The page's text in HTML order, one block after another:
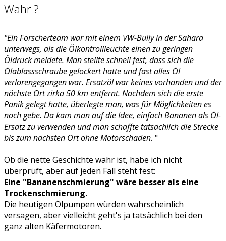
Wahr ?
"Ein Forscherteam war mit einem VW-Bully in der Sahara
unterwegs, als die Ölkontrollleuchte einen zu geringen
Öldruck meldete. Man stellte schnell fest, dass sich die
Ölablassschraube gelockert hatte und fast alles Öl
verlorengegangen war. Ersatzöl war keines vorhanden und der
nächste Ort zirka 50 km entfernt. Nachdem sich die erste
Panik gelegt hatte, überlegte man, was für Möglichkeiten es
noch gebe. Da kam man auf die Idee, einfach Bananen als Öl-
Ersatz zu verwenden und man schaffte tatsächlich die Strecke
bis zum nächsten Ort ohne Motorschaden. "
Ob die nette Geschichte wahr ist, habe ich nicht
überprüft, aber auf jeden Fall steht fest:
Eine "Bananenschmierung" wäre besser als eine
Trockenschmierung.
Die heutigen Ölpumpen würden wahrscheinlich
versagen, aber vielleicht geht's ja tatsächlich bei den
ganz alten Käfermotoren.